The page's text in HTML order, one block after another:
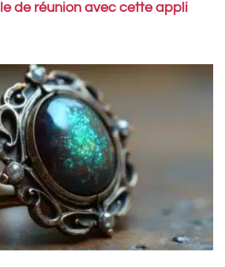
de réunion avec cette appli